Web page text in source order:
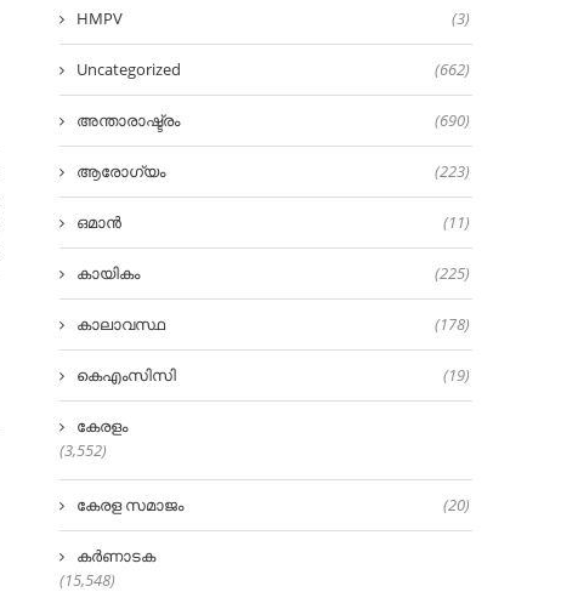
HMPV (3)
Uncategorized (662)
അന്താരാഷ്ട്രം (690)
ആരോഗ്യം (223)
ഒമാൻ (11)
കായികം (225)
കാലാവസ്ഥ (178)
കെഎംസിസി (19)
കേരളം
(3,552)
കേരള സമാജം (20)
കർണാടക
(15,548)